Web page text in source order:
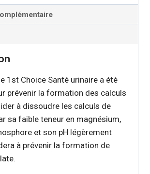
1st Choice Santé urinaire a été
prévenir la formation des calculs
à dissoudre les calculs de
sa faible teneur en magnésium,
et son pH légèrement
à prévenir la formation de